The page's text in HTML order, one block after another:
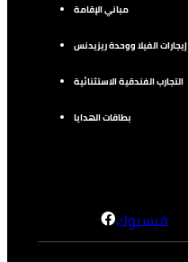
مباني الإقامة
إيجارات الفيلا ووحدة ريزيدنس
التجارب الفندقية الاستثنائية
بطاقات الهدايا
فيسبوك